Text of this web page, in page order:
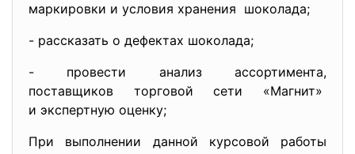
маркировки и условия хранения шоколада;
- рассказать о дефектах шоколада;
- провести анализ ассортимента,
поставщиков торговой сети «Магнит»
и экспертную оценку;
При выполнении данной курсовой работы